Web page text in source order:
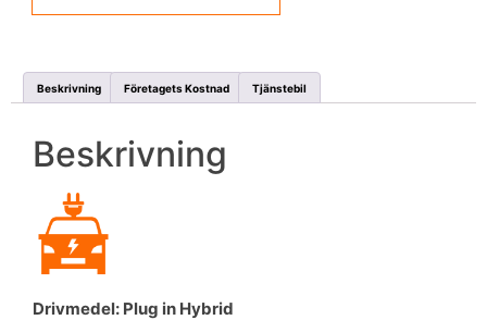
Beskrivning Företagets Kostnad Tjänstebil
Beskrivning
Drivmedel: Plug in Hybrid